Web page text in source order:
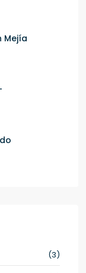
Mejía
(3)